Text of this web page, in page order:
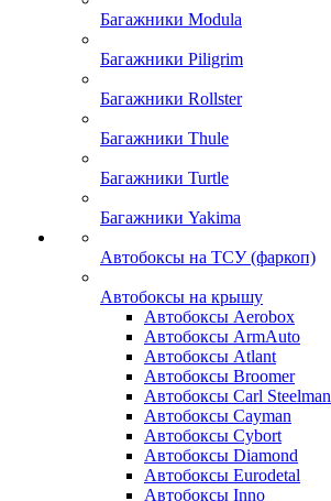
Багажники Modula
Багажники Piligrim
Багажники Rollster
Багажники Thule
Багажники Turtle
Багажники Yakima
Автобоксы на ТСУ (фаркоп)
Автобоксы на крышу
Автобоксы Aerobox
Автобоксы ArmAuto
Автобоксы Atlant
Автобоксы Broomer
Автобоксы Carl Steelman
Автобоксы Cayman
Автобоксы Cybort
Автобоксы Diamond
Автобоксы Eurodetal
Автобоксы Inno